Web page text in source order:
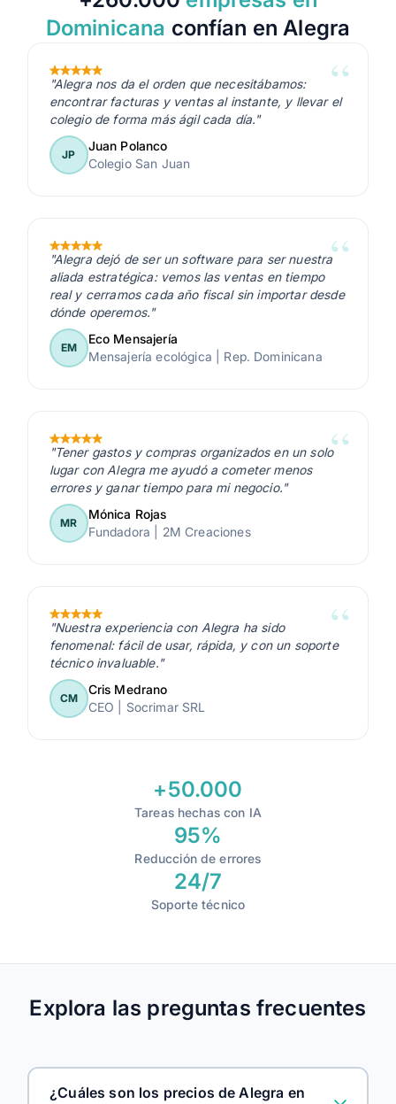
Vendedores
Cobros y Pagos
Pagos recibidos
Clientes y Ventas
Asistente de cobros inteligentes
Clientes
Integración por Whatsapp
Portal Cliente
Solicitud de actualización de contactos
Listas de precio
Multimoneda
Actualización masiva de items
Bodegas
1
Contabilidad y Reportes
Compartir Reportes
Reporte ventas
Reporte cuentas por cobrar
Integraciones y API
Integración Zapier
Archivos
100 250 500
Administrador
Asistente
Vendedor
2
Dominicana confían en Alegra
"Alegra nos da el orden que necesitábamos:
encontrar facturas y ventas al instante, y llevar el
colegio de forma más ágil cada día."
JP
Juan Polanco
Colegio San Juan
"Alegra dejó de ser un software para ser nuestra
aliada estratégica: vemos las ventas en tiempo
real y cerramos cada año fiscal sin importar desde
dónde operemos."
EM
Eco Mensajería
Mensajería ecológica | Rep. Dominicana
"Tener gastos y compras organizados en un solo
lugar con Alegra me ayudó a cometer menos
errores y ganar tiempo para mi negocio."
MR
Mónica Rojas
Fundadora | 2M Creaciones
"Nuestra experiencia con Alegra ha sido
fenomenal: fácil de usar, rápida, y con un soporte
técnico invaluable."
CM
Cris Medrano
CEO | Socrimar SRL
+50.000
Tareas hechas con IA
95%
Reducción de errores
24/7
Soporte técnico
Explora las preguntas frecuentes
¿Cuáles son los precios de Alegra en